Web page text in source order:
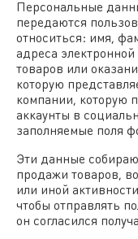
Персональные
передаются
относиться: имя,
адреса
товаров или
которую
компании, которую
аккаунты в
заполняемые поля
Эти данные
продажи товаров,
или иной
чтобы отправлять
он согласился